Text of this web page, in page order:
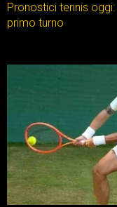
Pronostici tennis
primo turno